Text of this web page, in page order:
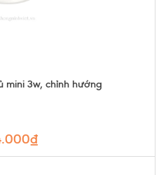
mini 3w, chỉnh hướng